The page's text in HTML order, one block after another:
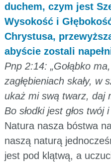
duchem, czym jest
Wysokość i
Chrystusa,
abyście zostali
Pnp 2:14: „Gołąbko
zagłębieniach skały, w
ukaż mi swą twarz, daj
Bo słodki jest głos twój
Natura nasza bóstwa
naszą naturą
jest pod klątwą, a